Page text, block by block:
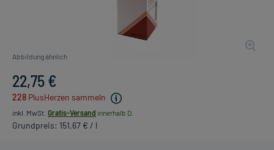
Abbildung ähnlich
22,75 €
228 PlusHerzen sammeln
inkl. MwSt. Gratis-Versand innerhalb D.
Grundpreis: 151,67 € / l